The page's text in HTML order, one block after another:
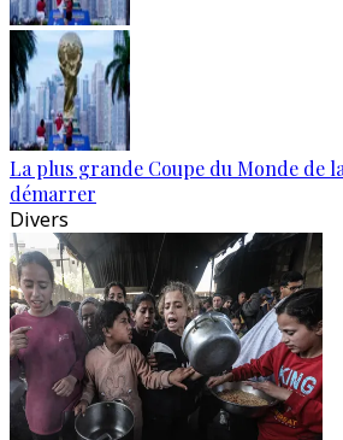
La plus grande Coupe du Monde de
démarrer
Divers